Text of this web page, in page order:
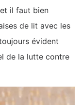
il faut bien
de lit avec les
évident
de la lutte contre